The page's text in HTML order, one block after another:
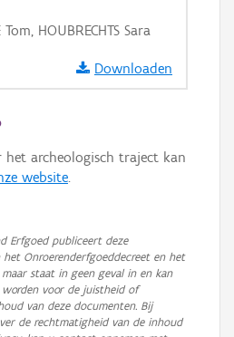
HOUBRECHTS Sara
Downloaden
het archeologisch traject kan
website.
Erfgoed publiceert deze
Onroerenderfgoeddecreet en het
staat in geen geval in en kan
voor de juistheid of
van deze documenten. Bij
de rechtmatigheid van de inhoud